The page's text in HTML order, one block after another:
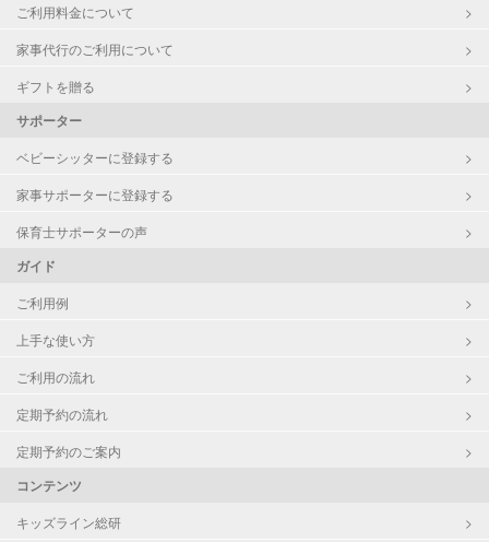
ご利用料金について
家事代行のご利用について
ギフトを贈る
サポーター
ベビーシッターに登録する
家事サポーターに登録する
保育士サポーターの声
ガイド
ご利用例
上手な使い方
ご利用の流れ
定期予約の流れ
定期予約のご案内
コンテンツ
キッズライン総研